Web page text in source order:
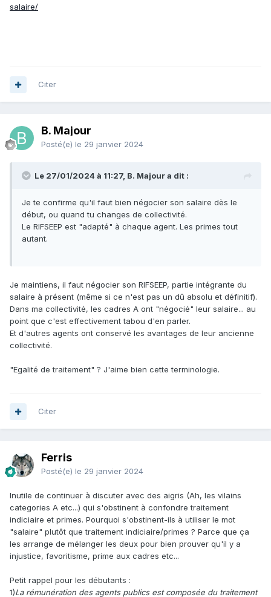
salaire/
Citer
B. Majour
Posté(e) le 29 janvier 2024
Le 27/01/2024 à 11:27, B. Majour a dit :
Je te confirme qu'il faut bien négocier son salaire dès le
début, ou quand tu changes de collectivité.
Le RIFSEEP est "adapté" à chaque agent. Les primes tout
autant.
Je maintiens, il faut négocier son RIFSEEP, partie intégrante du
salaire à présent (même si ce n'est pas un dû absolu et définitif).
Dans ma collectivité, les cadres A ont "négocié" leur salaire... au
point que c'est effectivement tabou d'en parler.
Et d'autres agents ont conservé les avantages de leur ancienne
collectivité.
"Egalité de traitement" ? J'aime bien cette terminologie.
Citer
Ferris
Posté(e) le 29 janvier 2024
Inutile de continuer à discuter avec des aigris (Ah, les vilains
categories A etc...) qui s'obstinent à confondre traitement
indiciaire et primes. Pourquoi s'obstinent-ils à utiliser le mot
"salaire" plutôt que traitement indiciaire/primes ? Parce que ça
les arrange de mélanger les deux pour bien prouver qu'il y a
injustice, favoritisme, prime aux cadres etc...
Petit rappel pour les débutants :
1)La rémunération des agents publics est composée du traitement